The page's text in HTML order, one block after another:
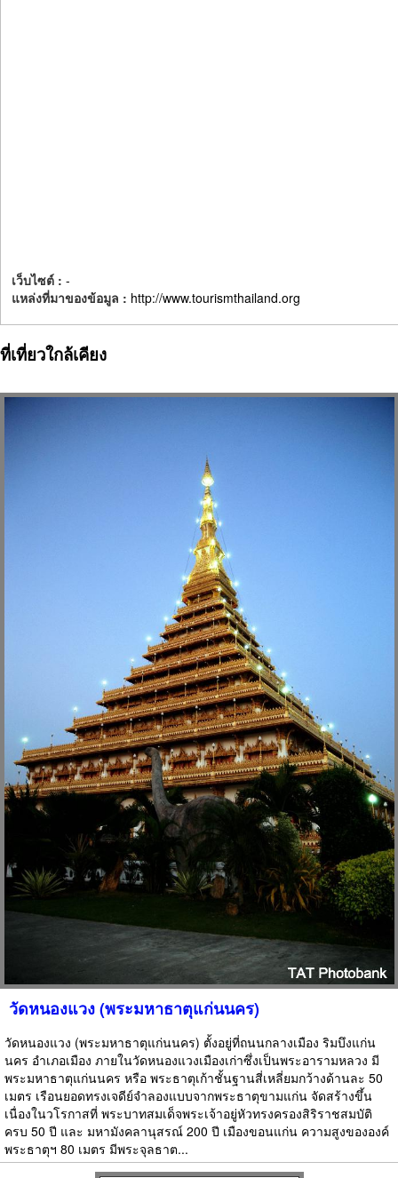
เว็บไซต์ : -
แหล่งที่มาของข้อมูล : http://www.tourismthailand.org
ที่เที่ยวใกล้เคียง
วัดหนองแวง (พระมหาธาตุแก่นนคร)
วัดหนองแวง (พระมหาธาตุแก่นนคร) ตั้งอยู่ที่ถนนกลางเมือง ริมบึงแก่น
นคร อำเภอเมือง ภายในวัดหนองแวงเมืองเก่าซึ่งเป็นพระอารามหลวง มี
พระมหาธาตุแก่นนคร หรือ พระธาตุเก้าชั้นฐานสี่เหลี่ยมกว้างด้านละ 50
เมตร เรือนยอดทรงเจดีย์จำลองแบบจากพระธาตุขามแก่น จัดสร้างขึ้น
เนื่องในวโรกาสที่ พระบาทสมเด็จพระเจ้าอยู่หัวทรงครองสิริราชสมบัติ
ครบ 50 ปี และ มหามังคลานุสรณ์ 200 ปี เมืองขอนแก่น ความสูงขององค์
พระธาตุฯ 80 เมตร มีพระจุลธาต...